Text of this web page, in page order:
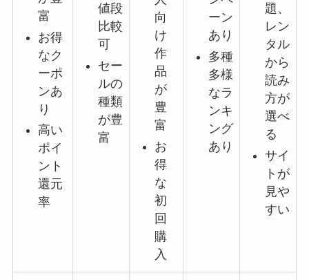
富
お得
なク
ーポ
ンあ
り
高い
ポイ
ント
還元
率
値段
比較
可
セー
ルの
種類
が豊
富
向
け
作
品
が
豊
富
お
得
な
初
回
購
入
ーン
あり
多種
多様
なラ
ンキ
ング
あり
題、
レン
タル
から
読み
方が
選べ
る
サイ
トが
見や
すい